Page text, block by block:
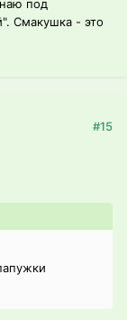
под
Смакушка - это
#15